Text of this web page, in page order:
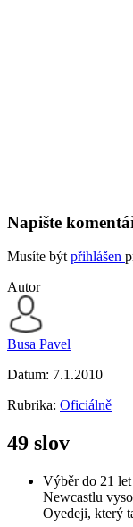
Napište
Musíte být přihlášen
Autor
Busa Pavel
Datum: 7.1.2010
Rubrika: Oficiálně
49 slov
Výběr do 21 let
Newcastlu
Oyedeji, který